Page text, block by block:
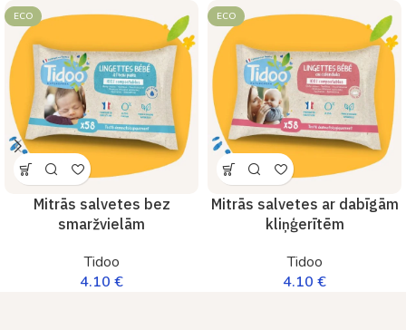
ECO
Mitrās salvetes bez
smaržvielām
Tidoo
4.10 €
ECO
Mitrās salvetes ar dabīgām
kliņģerītēm
Tidoo
4.10 €